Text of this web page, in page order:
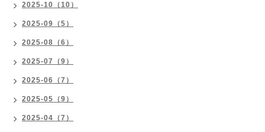
2025-10（10）
2025-09（5）
2025-08（6）
2025-07（9）
2025-06（7）
2025-05（9）
2025-04（7）